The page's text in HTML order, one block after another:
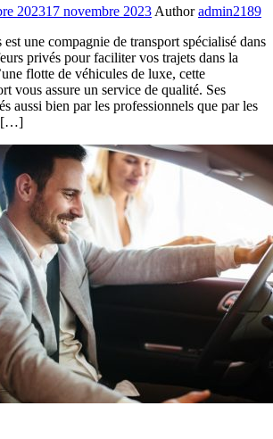
202317 novembre 2023 Author admin2189
une compagnie de transport spécialisé dans
privés pour faciliter vos trajets dans la
flotte de véhicules de luxe, cette
vous assure un service de qualité. Ses
aussi bien par les professionnels que par les
[…]